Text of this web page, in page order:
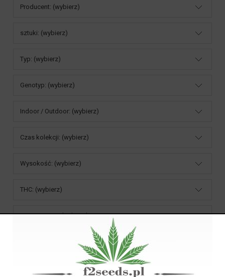
Producent: (wybierz)
sztuki: (wybierz)
Typ: (wybierz)
Genotyp: (wybierz)
Indoor / Outdoor: (wybierz)
Czas kolekcji: (wybierz)
Wysokość: (wybierz)
THC: (wybierz)
Waga nasion: (wybierz)